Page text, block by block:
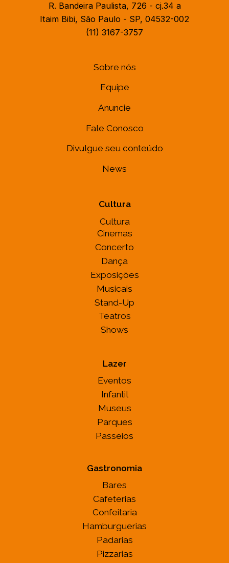
R. Bandeira Paulista, 726 - cj.34 a
Itaim Bibi, São Paulo - SP, 04532-002
(11) 3167-3757
Sobre nós
Equipe
Anuncie
Fale Conosco
Divulgue seu conteúdo
News
Cultura
Cultura
Cinemas
Concerto
Dança
Exposições
Musicais
Stand-Up
Teatros
Shows
Lazer
Eventos
Infantil
Museus
Parques
Passeios
Gastronomia
Bares
Cafeterias
Confeitaria
Hamburguerias
Padarias
Pizzarias